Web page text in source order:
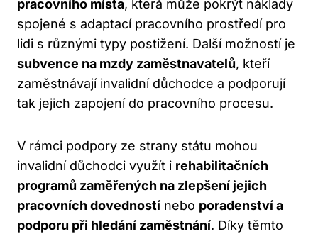
pracovního místa, která může pokrýt náklady
spojené s adaptací pracovního prostředí pro
lidi s různými typy postižení. Další možností je
subvence na mzdy zaměstnavatelů, kteří
zaměstnávají invalidní důchodce a podporují
tak jejich zapojení do pracovního procesu.
V rámci podpory ze strany státu mohou
invalidní důchodci využít i rehabilitačních
programů zaměřených na zlepšení jejich
pracovních dovedností nebo poradenství a
podporu při hledání zaměstnání. Díky těmto